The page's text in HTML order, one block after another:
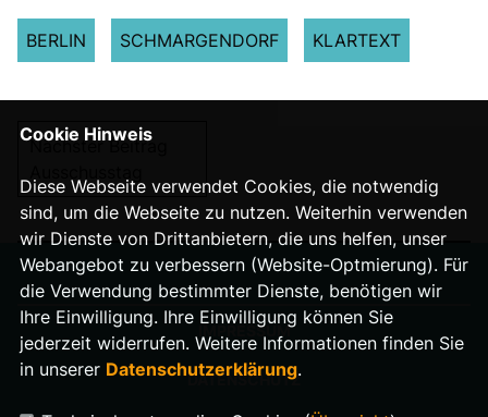
BERLIN SCHMARGENDORF KLARTEXT
Nächster Beitrag
IMPRESSUM
DATENSCHUTZ
Cookie Hinweis
Diese Webseite verwendet Cookies, die notwendig
sind, um die Webseite zu nutzen. Weiterhin verwenden
wir Dienste von Drittanbietern, die uns helfen, unser
Webangebot zu verbessern (Website-Optmierung). Für
die Verwendung bestimmter Dienste, benötigen wir
Ihre Einwilligung. Ihre Einwilligung können Sie
jederzeit widerrufen. Weitere Informationen finden Sie
in unserer Datenschutzerklärung.